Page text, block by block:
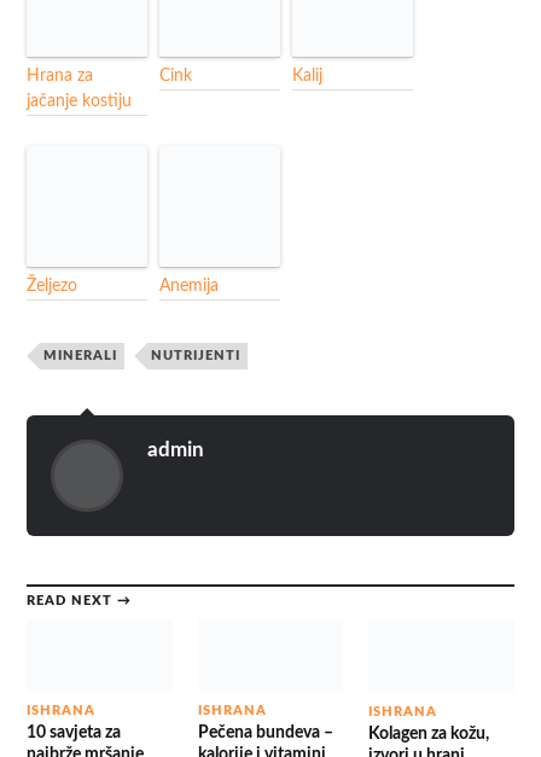
Hrana za
jačanje kostiju
Cink Kalij
Željezo Anemija
MINERALI NUTRIJENTI
admin
READ NEXT →
ISHRANA
10 savjeta za
ISHRANA
Pečena bundeva –
ISHRANA
Kolagen za kožu,